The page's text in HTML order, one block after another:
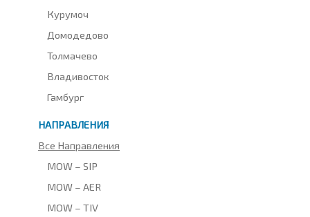
Курумоч
Домодедово
Толмачево
Владивосток
Гамбург
НАПРАВЛЕНИЯ
Все Направления
MOW – SIP
MOW – AER
MOW – TIV